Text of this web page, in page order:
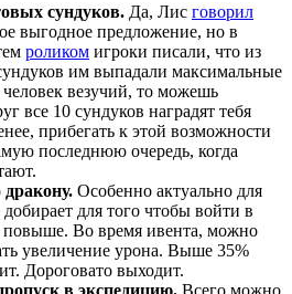
сундуков. Да, Лис говорил
выгодное предложение, но в
роликом игроки писали, что из
им выпадали максимальные
везучий, то можешь
все 10 сундуков наградят тебя
прибегать к этой возможности
последнюю очередь, когда
Особенно актуально для
для того чтобы войти в
повыше. Во время ивента, можно
увеличение урона. Выше 35%
Дороговато выходит.
в экспедицию. Всего можно